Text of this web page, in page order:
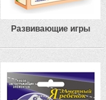
Развивающие игры